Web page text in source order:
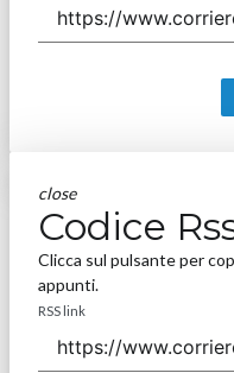
close
Codice
Clicca sul pulsante per
appunti.
RSS link